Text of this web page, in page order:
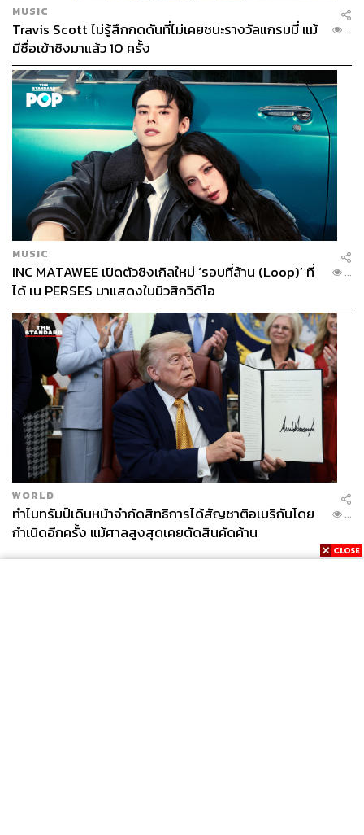
MUSIC
Travis Scott ไม่รู้สึกกดดันที่ไม่เคยชนะรางวัลแกรมมี่ แม้
มีชื่อเข้าชิงมาแล้ว 10 ครั้ง
...
MUSIC
INC MATAWEE เปิดตัวซิงเกิลใหม่ ‘รอบที่ล้าน (Loop)’ ที่
ได้ เน PERSES มาแสดงในมิวสิกวิดีโอ
...
WORLD
ทำไมทรัมป์เดินหน้าจำกัดสิทธิการได้สัญชาติอเมริกันโดย
กำเนิดอีกครั้ง แม้ศาลสูงสุดเคยตัดสินคัดค้าน
...